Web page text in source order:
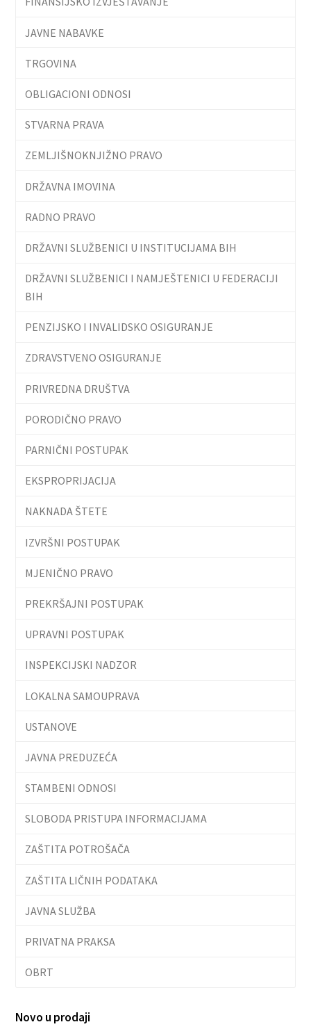
JAVNE NABAVKE
TRGOVINA
OBLIGACIONI ODNOSI
STVARNA PRAVA
ZEMLJIŠNOKNJIŽNO PRAVO
DRŽAVNA IMOVINA
RADNO PRAVO
DRŽAVNI SLUŽBENICI U INSTITUCIJAMA BIH
DRŽAVNI SLUŽBENICI I NAMJEŠTENICI U FEDERACIJI
BIH
PENZIJSKO I INVALIDSKO OSIGURANJE
ZDRAVSTVENO OSIGURANJE
PRIVREDNA DRUŠTVA
PORODIČNO PRAVO
PARNIČNI POSTUPAK
EKSPROPRIJACIJA
NAKNADA ŠTETE
IZVRŠNI POSTUPAK
MJENIČNO PRAVO
PREKRŠAJNI POSTUPAK
UPRAVNI POSTUPAK
INSPEKCIJSKI NADZOR
LOKALNA SAMOUPRAVA
USTANOVE
JAVNA PREDUZEĆA
STAMBENI ODNOSI
SLOBODA PRISTUPA INFORMACIJAMA
ZAŠTITA POTROŠAČA
ZAŠTITA LIČNIH PODATAKA
JAVNA SLUŽBA
PRIVATNA PRAKSA
OBRT
Novo u prodaji